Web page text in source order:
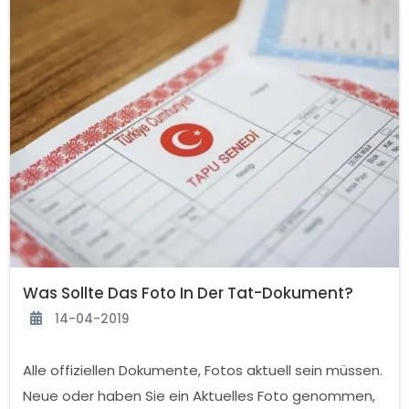
Was Sollte Das Foto In Der Tat-Dokument?
14-04-2019
Alle offiziellen Dokumente, Fotos aktuell sein müssen.
Neue oder haben Sie ein Aktuelles Foto genommen,